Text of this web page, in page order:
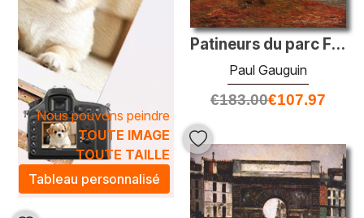
Nous pouvons peindre
TOUTE IMAGE
TOUTE TAILLE
Tableau personnalisé
Patineurs du parc Fredericksberg
Paul Gauguin
€183.00€107.97